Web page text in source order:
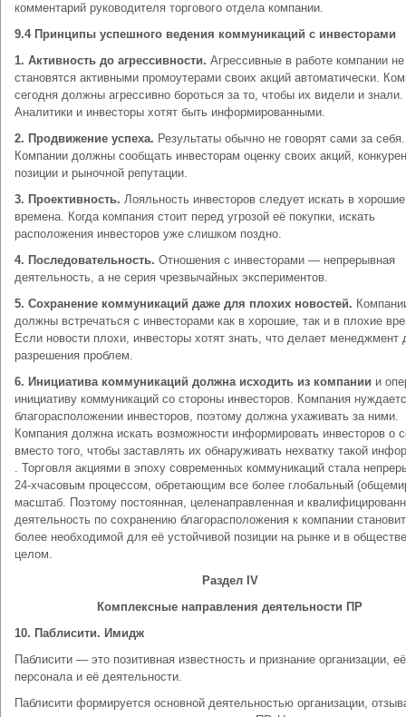
комментарий руководителя торгового отдела компании.
9.4 Принципы успешного ведения коммуникаций с инвесторами
1. Активность до агрессивности. Агрессивные в работе компании не
становятся активными промоутерами своих акций автоматически.
сегодня должны агрессивно бороться за то, чтобы их видели и знали.
Аналитики и инвесторы хотят быть информированными.
2. Продвижение успеха. Результаты обычно не говорят сами за себя.
Компании должны сообщать инвесторам оценку своих акций,
позиции и рыночной репутации.
3. Проективность. Лояльность инвесторов следует искать в хорошие
времена. Когда компания стоит перед угрозой её покупки, искать
расположения инвесторов уже слишком поздно.
4. Последовательность. Отношения с инвесторами — непрерывная
деятельность, а не серия чрезвычайных экспериментов.
5. Сохранение коммуникаций даже для плохих новостей.
должны встречаться с инвесторами как в хорошие, так и в плохие
Если новости плохи, инвесторы хотят знать, что делает менеджмент
разрешения проблем.
6. Инициатива коммуникаций должна исходить из компании и
инициативу коммуникаций со стороны инвесторов. Компания
благорасположении инвесторов, поэтому должна ухаживать за ними.
Компания должна искать возможности информировать инвесторов о
вместо того, чтобы заставлять их обнаруживать нехватку такой
. Торговля акциями в эпоху современных коммуникаций стала
24-хчасовым процессом, обретающим все более глобальный
масштаб. Поэтому постоянная, целенаправленная и
деятельность по сохранению благорасположения к компании
более необходимой для её устойчивой позиции на рынке и в
целом.
Раздел IV
Комплексные направления деятельности ПР
10. Паблисити. Имидж
Паблисити — это позитивная известность и признание организации, её
персонала и её деятельности.
Паблисити формируется основной деятельностью организации,